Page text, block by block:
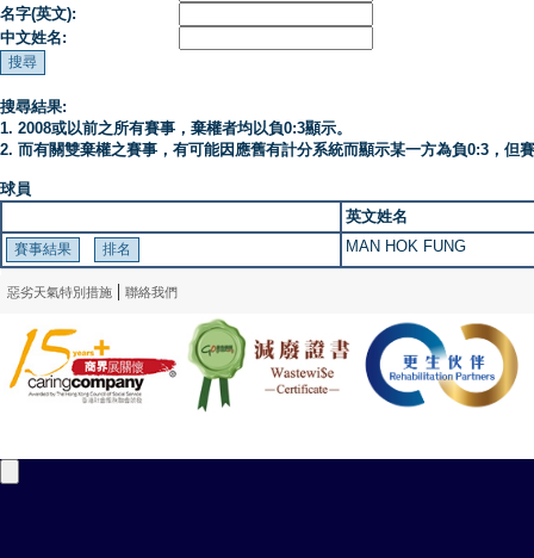
名字(英文):
中文姓名:
搜尋結果:
1. 2008或以前之所有賽事，棄權者均以負0:3顯示。
2. 而有關雙棄權之賽事，有可能因應舊有計分系統而顯示某一方為負0:3，但
球員
英文姓名
MAN HOK FUNG